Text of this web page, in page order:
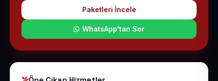
Paketleri İncele
WhatsApp'tan Sor